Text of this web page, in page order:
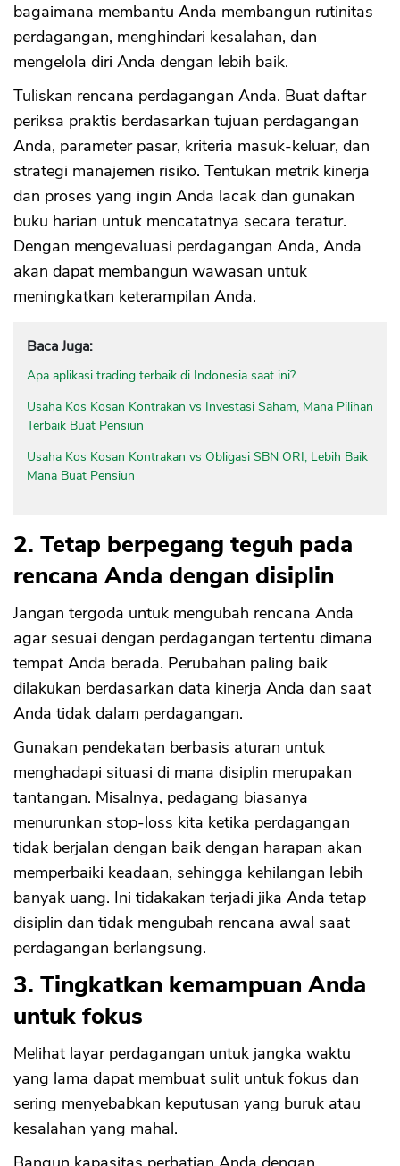
bagaimana membantu Anda membangun rutinitas
perdagangan, menghindari kesalahan, dan
mengelola diri Anda dengan lebih baik.
Tuliskan rencana perdagangan Anda. Buat daftar
periksa praktis berdasarkan tujuan perdagangan
Anda, parameter pasar, kriteria masuk-keluar, dan
strategi manajemen risiko. Tentukan metrik kinerja
dan proses yang ingin Anda lacak dan gunakan
buku harian untuk mencatatnya secara teratur.
Dengan mengevaluasi perdagangan Anda, Anda
akan dapat membangun wawasan untuk
meningkatkan keterampilan Anda.
Baca Juga:
Apa aplikasi trading terbaik di Indonesia saat ini?
Usaha Kos Kosan Kontrakan vs Investasi Saham, Mana Pilihan
Terbaik Buat Pensiun
Usaha Kos Kosan Kontrakan vs Obligasi SBN ORI, Lebih Baik
Mana Buat Pensiun
2. Tetap berpegang teguh pada
rencana Anda dengan disiplin
Jangan tergoda untuk mengubah rencana Anda
agar sesuai dengan perdagangan tertentu dimana
tempat Anda berada. Perubahan paling baik
dilakukan berdasarkan data kinerja Anda dan saat
Anda tidak dalam perdagangan.
Gunakan pendekatan berbasis aturan untuk
menghadapi situasi di mana disiplin merupakan
tantangan. Misalnya, pedagang biasanya
menurunkan stop-loss kita ketika perdagangan
tidak berjalan dengan baik dengan harapan akan
memperbaiki keadaan, sehingga kehilangan lebih
banyak uang. Ini tidakakan terjadi jika Anda tetap
disiplin dan tidak mengubah rencana awal saat
perdagangan berlangsung.
3. Tingkatkan kemampuan Anda
untuk fokus
Melihat layar perdagangan untuk jangka waktu
yang lama dapat membuat sulit untuk fokus dan
sering menyebabkan keputusan yang buruk atau
kesalahan yang mahal.